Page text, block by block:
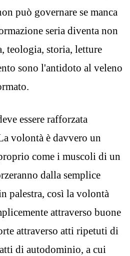
può governare se manca
seria diventa non
teologia, storia, letture
sono l'antidoto al veleno
essere rafforzata
volontà è davvero un
come i muscoli di un
dalla semplice
palestra, così la volontà
attraverso buone
attraverso atti ripetuti di
di autodominio, a cui